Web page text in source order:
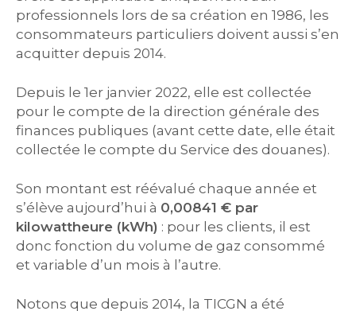
professionnels lors de sa création en 1986, les
consommateurs particuliers doivent aussi s’en
acquitter depuis 2014.
Depuis le 1er janvier 2022, elle est collectée
pour le compte de la direction générale des
finances publiques (avant cette date, elle était
collectée le compte du Service des douanes).
Son montant est réévalué chaque année et
s’élève aujourd’hui à 0,00841 € par
kilowattheure (kWh) : pour les clients, il est
donc fonction du volume de gaz consommé
et variable d’un mois à l’autre.
Notons que depuis 2014, la TICGN a été